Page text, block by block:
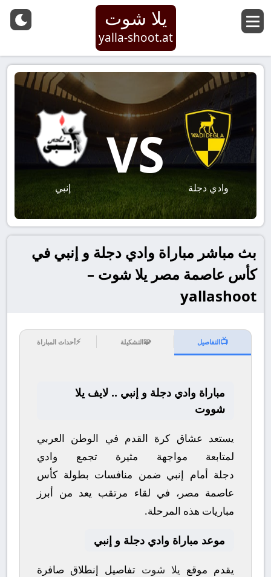
يلا شوت
yalla-shoot.at
وادي دجلة
VS
إنبي
بث مباشر مباراة وادي دجلة و إنبي في
كأس عاصمة مصر يلا شوت –
yallashoot
📺التفاصيل 🧩التشكيلة ⚡أحداث المباراة
مباراة وادي دجلة و إنبي .. لايف يلا
شووت
يستعد عشاق كرة القدم في الوطن العربي
لمتابعة مواجهة مثيرة تجمع وادي
دجلة أمام إنبي ضمن منافسات بطولة كأس
عاصمة مصر، في لقاء مرتقب يعد من أبرز
مباريات هذه المرحلة.
موعد مباراة وادي دجلة و إنبي
يقدم موقع يلا شوت تفاصيل إنطلاق صافرة